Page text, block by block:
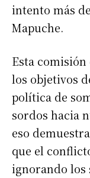
intento más
Mapuche.
Esta
los objetivos
política de
sordos hacia
eso
que el
ignorando los